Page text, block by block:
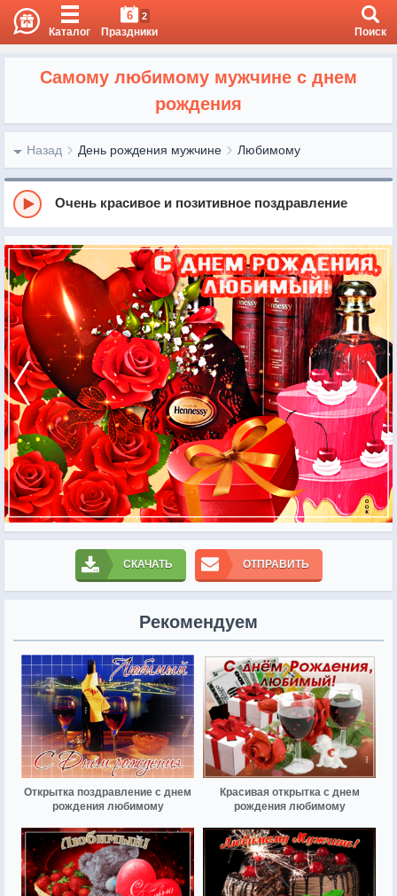
Каталог
6 2
Праздники Поиск
Самому любимому мужчине с днем
рождения
Назад День рождения мужчине Любимому
Очень красивое и позитивное поздравление
СКАЧАТЬ ОТПРАВИТЬ
Рекомендуем
Открытка поздравление с днем
рождения любимому
Красивая открытка с днем
рождения любимому